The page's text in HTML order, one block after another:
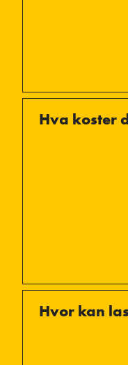
Hva koster
Hvor kan